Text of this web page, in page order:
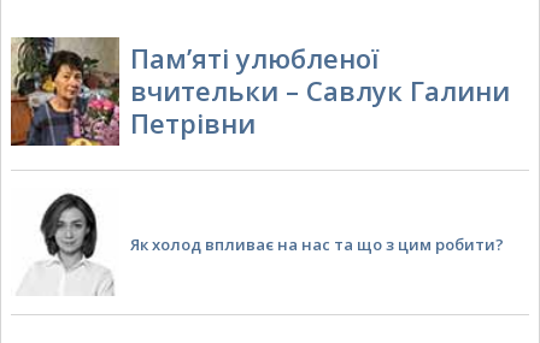
Пам’яті улюбленої
вчительки – Савлук Галини
Петрівни
Як холод впливає на нас та що з цим робити?